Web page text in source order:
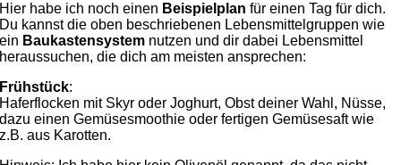
Hier habe ich noch einen Beispielplan für einen Tag für dich.
Du kannst die oben beschriebenen Lebensmittelgruppen wie
ein Baukastensystem nutzen und dir dabei Lebensmittel
heraussuchen, die dich am meisten ansprechen:
Frühstück:
Haferflocken mit Skyr oder Joghurt, Obst deiner Wahl, Nüsse,
dazu einen Gemüsesmoothie oder fertigen Gemüsesaft wie
z.B. aus Karotten.